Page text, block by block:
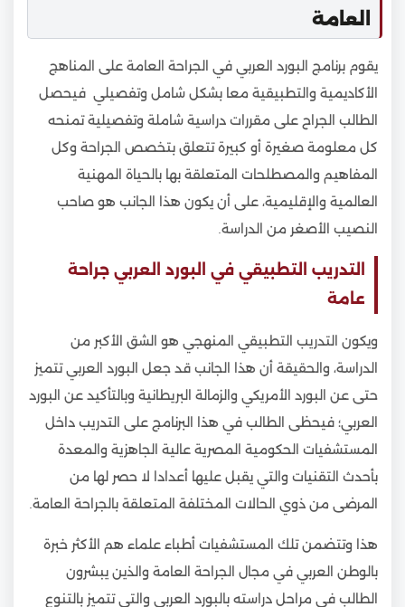
العامة
يقوم برنامج البورد العربي في الجراحة العامة على المناهج
الأكاديمية والتطبيقية معا بشكل شامل وتفصيلي فيحصل
الطالب الجراح على مقررات دراسية شاملة وتفصيلية تمنحه
كل معلومة صغيرة أو كبيرة تتعلق بتخصص الجراحة وكل
المفاهيم والمصطلحات المتعلقة بها بالحياة المهنية
العالمية والإقليمية، على أن يكون هذا الجانب هو صاحب
النصيب الأصغر من الدراسة.
التدريب التطبيقي في البورد العربي جراحة
عامة
ويكون التدريب التطبيقي المنهجي هو الشق الأكبر من
الدراسة، والحقيقة أن هذا الجانب قد جعل البورد العربي تتميز
حتى عن البورد الأمريكي والزمالة البريطانية وبالتأكيد عن البورد
العربي؛ فيحظى الطالب في هذا البرنامج على التدريب داخل
المستشفيات الحكومية المصرية عالية الجاهزية والمعدة
بأحدث التقنيات والتي يقبل عليها أعدادا لا حصر لها من
المرضى من ذوي الحالات المختلفة المتعلقة بالجراحة العامة.
هذا وتتضمن تلك المستشفيات أطباء علماء هم الأكثر خبرة
بالوطن العربي في مجال الجراحة العامة والذين يبشرون
الطالب في مراحل دراسته بالبورد العربي والتي تتميز بالتنوع